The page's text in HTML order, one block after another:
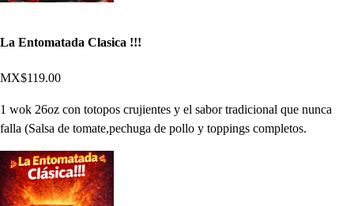
La Entomatada Clasica !!!
MX$119.00
1 wok 26oz con totopos crujientes y el sabor tradicional que nunca
falla (Salsa de tomate,pechuga de pollo y toppings completos.